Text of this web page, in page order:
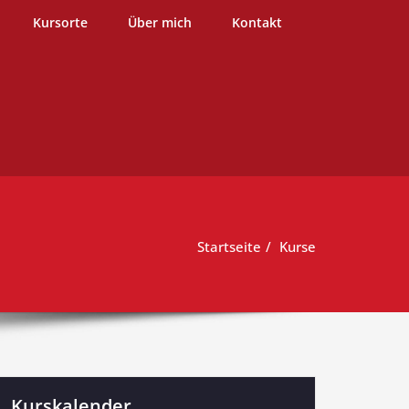
Kursorte Über mich Kontakt
Startseite Kurse